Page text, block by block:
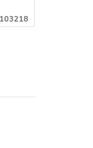
103218